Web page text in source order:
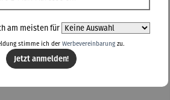
am meisten für
stimme ich der Werbevereinbarungzu.
Jetzt anmelden!